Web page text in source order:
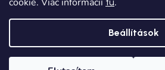
Beállítások
Shoptet készítette a